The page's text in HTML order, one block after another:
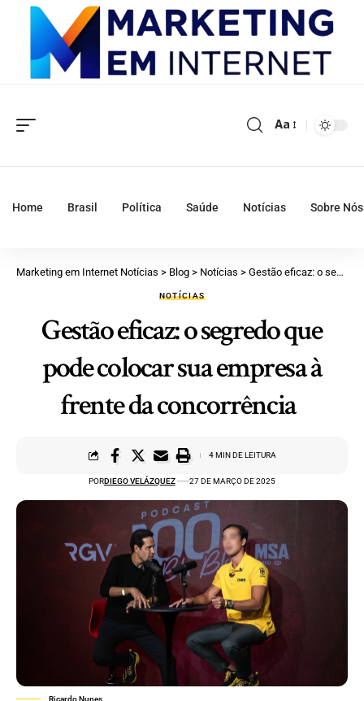
Aa
Home Brasil Política Saúde Notícias Sobre Nós
Marketing em Internet Notícias > Blog > Notícias > Gestão eficaz: o segredo que pode colocar sua empresa à frente da concorrência
NOTÍCIAS
Gestão eficaz: o segredo que
pode colocar sua empresa à
frente da concorrência
PORDIEGO VELÁZQUEZ 27 DE MARÇO DE 2025
4 MIN DE LEITURA